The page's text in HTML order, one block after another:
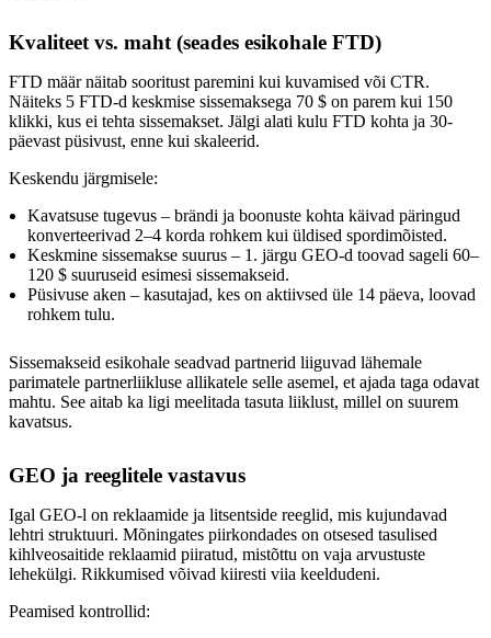
Kvaliteet vs. maht (seades esikohale FTD)
FTD määr näitab sooritust paremini kui kuvamised või CTR.
Näiteks 5 FTD-d keskmise sissemaksega 70 $ on parem kui 150
klikki, kus ei tehta sissemakset. Jälgi alati kulu FTD kohta ja 30-
päevast püsivust, enne kui skaleerid.
Keskendu järgmisele:
Kavatsuse tugevus – brändi ja boonuste kohta käivad päringud
konverteerivad 2–4 korda rohkem kui üldised spordimõisted.
Keskmine sissemakse suurus – 1. järgu GEO-d toovad sageli 60–
120 $ suuruseid esimesi sissemakseid.
Püsivuse aken – kasutajad, kes on aktiivsed üle 14 päeva, loovad
rohkem tulu.
Sissemakseid esikohale seadvad partnerid liiguvad lähemale
parimatele partnerliikluse allikatele selle asemel, et ajada taga odavat
mahtu. See aitab ka ligi meelitada tasuta liiklust, millel on suurem
kavatsus.
GEO ja reeglitele vastavus
Igal GEO-l on reklaamide ja litsentside reeglid, mis kujundavad
lehtri struktuuri. Mõningates piirkondades on otsesed tasulised
kihlveosaitide reklaamid piiratud, mistõttu on vaja arvustuste
lehekülgi. Rikkumised võivad kiiresti viia keeldudeni.
Peamised kontrollid: